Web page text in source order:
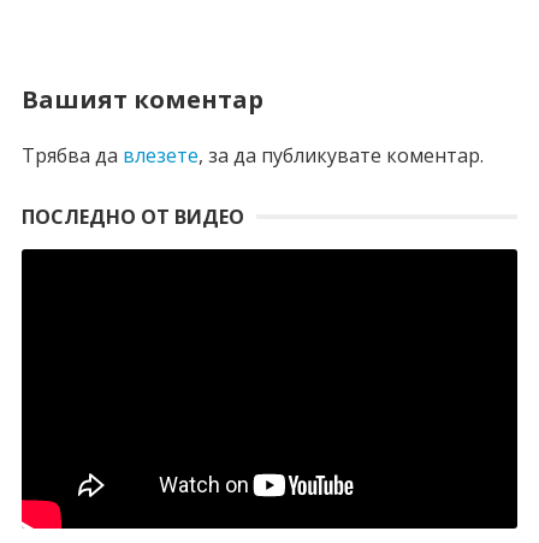
Вашият коментар
Трябва да влезете, за да публикувате коментар.
ПОСЛЕДНО ОТ ВИДЕО